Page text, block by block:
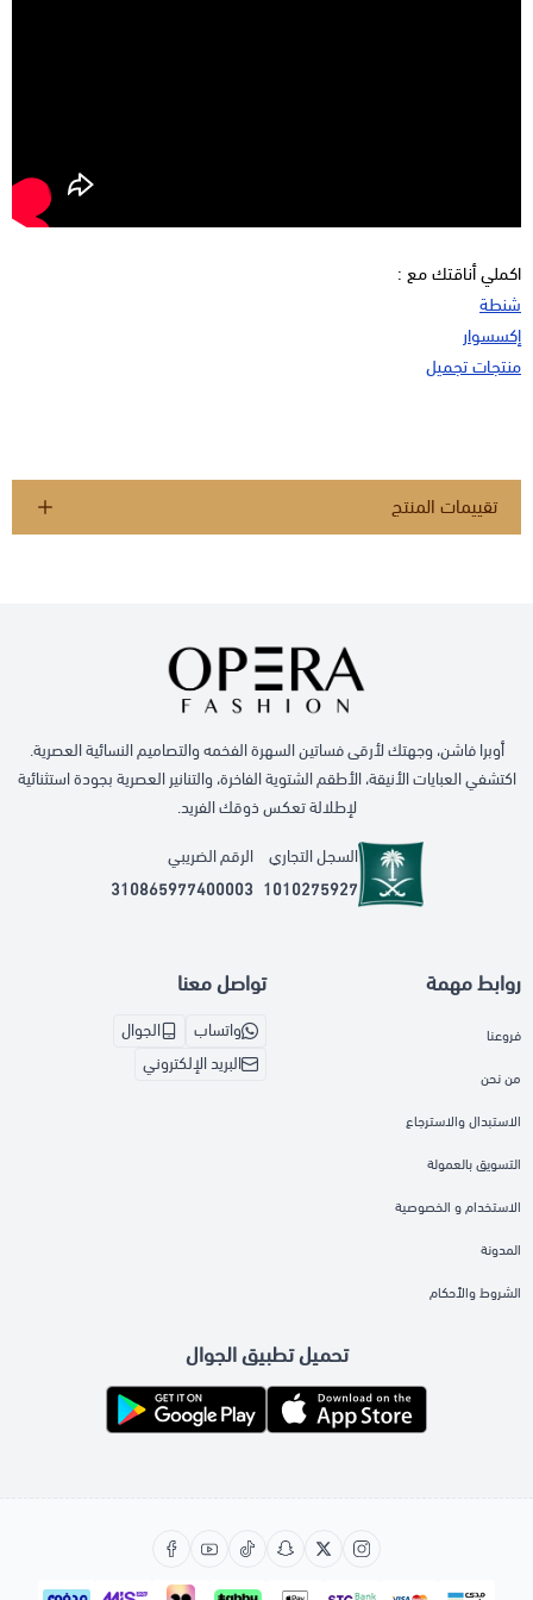
اكملي أناقتك مع :
شنطة
إكسسوار
منتجات تجميل
تقييمات المنتج
أوبرا فاشن، وجهتك لأرقى فساتين السهرة الفخمه والتصاميم النسائية العصرية.
اكتشفي العبايات الأنيقة، الأطقم الشتوية الفاخرة، والتنانير العصرية بجودة استثنائية
لإطلالة تعكس ذوقك الفريد.
السجل التجاري
1010275927
الرقم الضريبي
310865977400003
روابط مهمة
فروعنا
من نحن
الاستبدال والاسترجاع
التسويق بالعمولة
الاستخدام و الخصوصية
المدونة
الشروط والأحكام
تواصل معنا
واتساب
الجوال
البريد الإلكتروني
تحميل تطبيق الجوال